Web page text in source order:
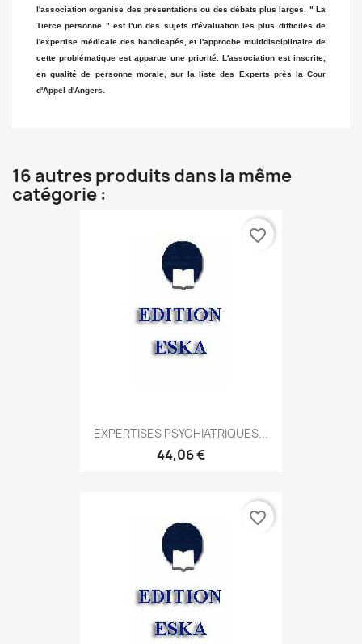
l'association organise des présentations ou des débats plus larges. " La
Tierce personne " est l'un des sujets d'évaluation les plus difficiles de
l'expertise médicale des handicapés, et l'approche multidisciplinaire de
cette problématique est apparue une priorité. L'association est inscrite,
en qualité de personne morale, sur la liste des Experts près la Cour
d'Appel d'Angers.
16 autres produits dans la même
catégorie :
EXPERTISES PSYCHIATRIQUES...
44,06 €
favorite_border
favorite_border